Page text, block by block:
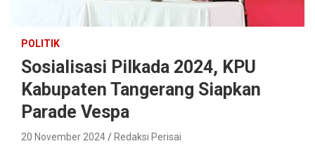
POLITIK
Sosialisasi Pilkada 2024, KPU
Kabupaten Tangerang Siapkan
Parade Vespa
20 November 2024 Redaksi Perisai